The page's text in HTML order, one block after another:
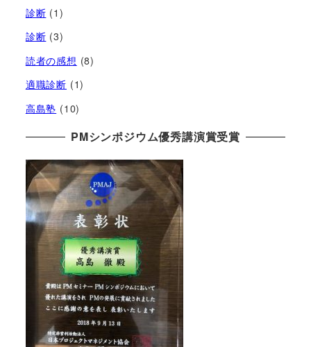
診断 (1)
診断 (3)
読者の感想 (8)
適職診断 (1)
高島塾 (10)
PMシンポジウム優秀講演賞受賞